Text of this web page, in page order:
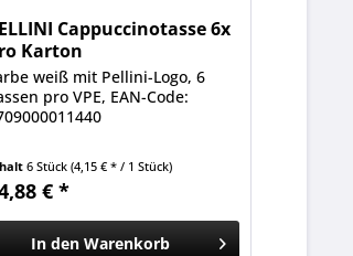
Cappuccinotasse 6x
Karton
weiß mit Pellini-Logo, 6
pro VPE, EAN-Code:
6 Stück(4,15 € * / 1 Stück)
€ *
In den Warenkorb